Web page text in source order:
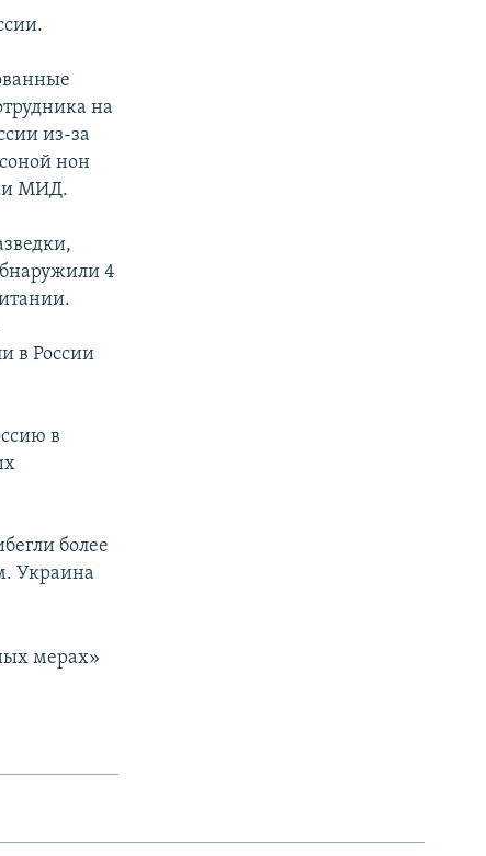
на
из-за
нон
МИД.
4
в России
в
более
Украина
мерах»